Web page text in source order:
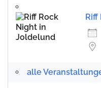
Riff
alle